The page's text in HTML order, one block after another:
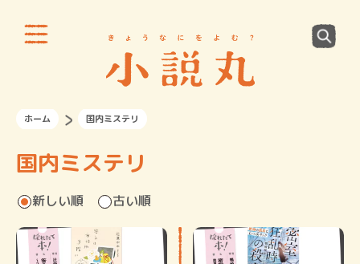
ホーム 国内ミステリ
国内ミステリ
新しい順 古い順